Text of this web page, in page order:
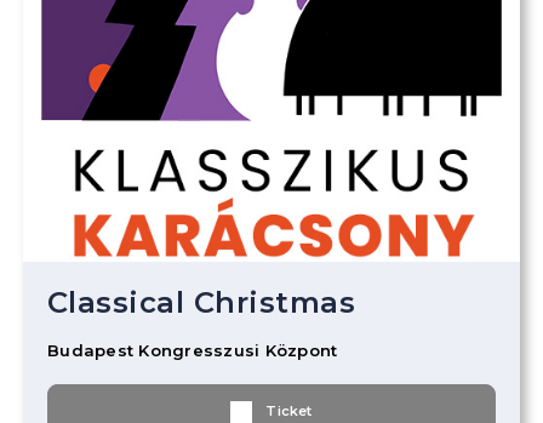
Classical Christmas
Budapest Kongresszusi Központ
Ticket